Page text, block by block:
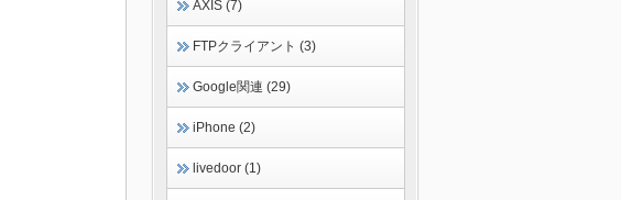
AXIS (7)
FTPクライアント (3)
Google関連 (29)
iPhone (2)
livedoor (1)